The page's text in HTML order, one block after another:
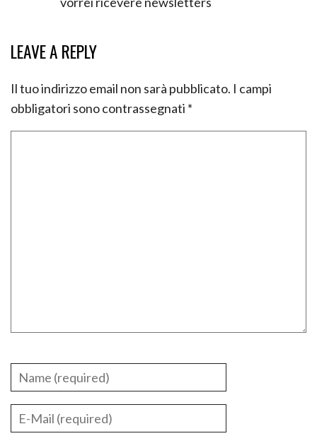
LEAVE A REPLY
Il tuo indirizzo email non sarà pubblicato. I campi
obbligatori sono contrassegnati *